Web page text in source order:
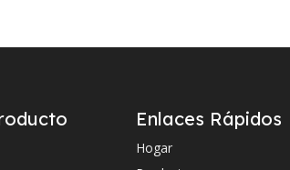
Enlaces Rápidos
Hogar